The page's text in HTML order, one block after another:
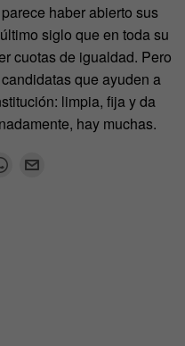
haber abierto sus
siglo que en toda su
cuotas de igualdad. Pero
que ayuden a
limpia, fija y da
hay muchas.